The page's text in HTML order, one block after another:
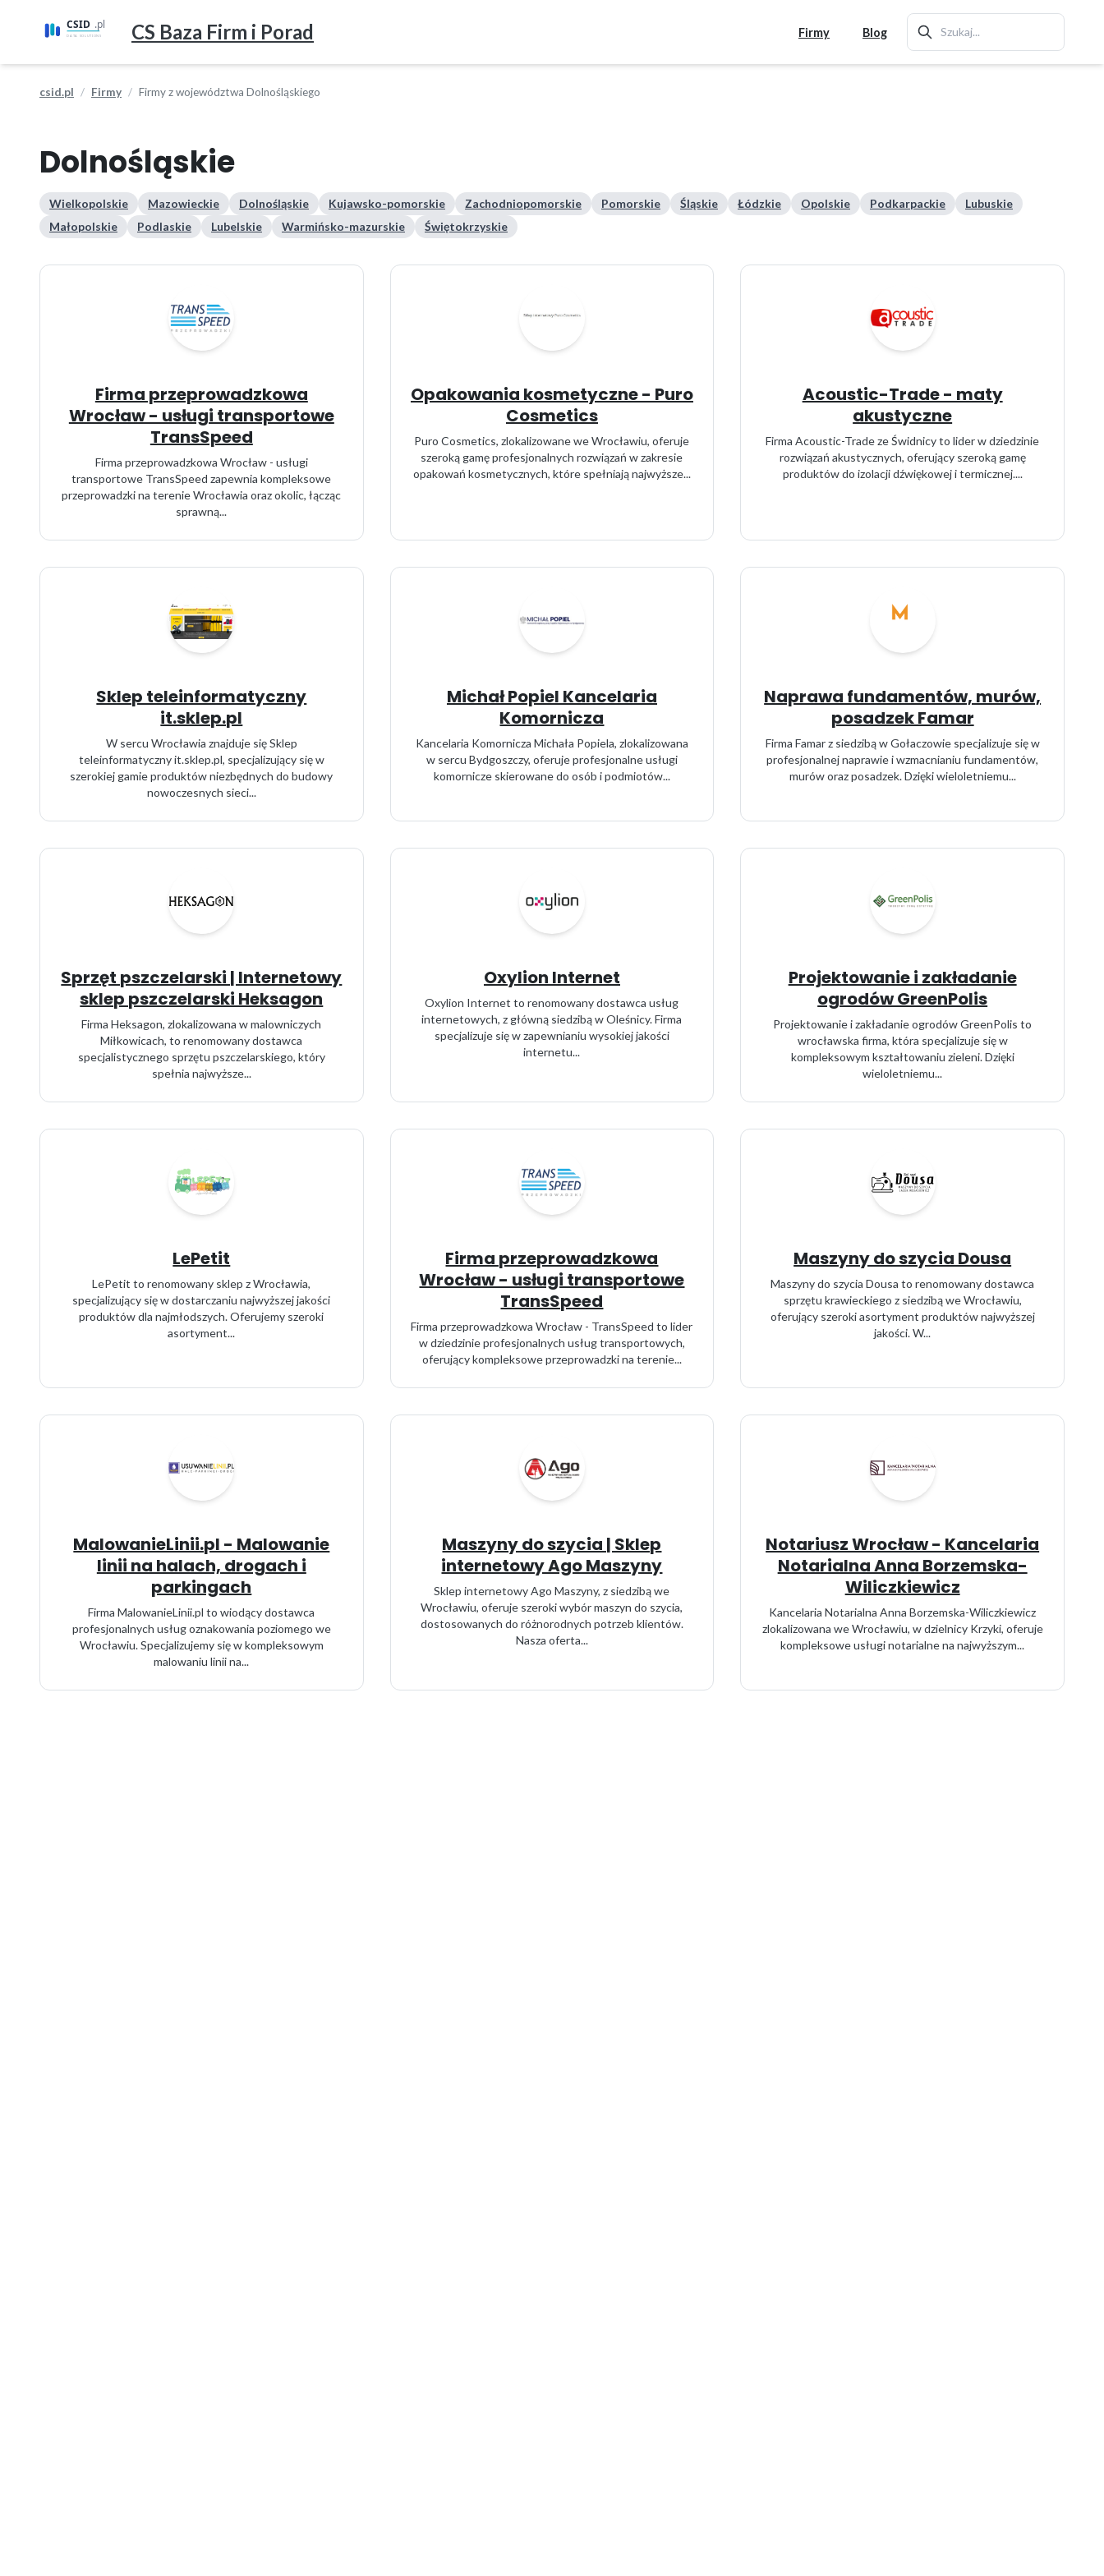
CS Baza Firm i Porad Firmy Blog
csid.pl Firmy Firmy z województwa Dolnośląskiego
Dolnośląskie
Wielkopolskie Mazowieckie Dolnośląskie Kujawsko-pomorskie Zachodniopomorskie Pomorskie Śląskie Łódzkie Opolskie Podkarpackie
Lubuskie
Małopolskie
Podlaskie Lubelskie Warmińsko-mazurskie Świętokrzyskie
Firma przeprowadzkowa
Wrocław - usługi transportowe
TransSpeed
Firma przeprowadzkowa Wrocław - usługi
transportowe TransSpeed zapewnia kompleksowe
przeprowadzki na terenie Wrocławia oraz okolic, łącząc
sprawną...
Opakowania kosmetyczne - Puro
Cosmetics
Puro Cosmetics, zlokalizowane we Wrocławiu, oferuje
szeroką gamę profesjonalnych rozwiązań w zakresie
opakowań kosmetycznych, które spełniają najwyższe...
Acoustic-Trade - maty
akustyczne
Firma Acoustic-Trade ze Świdnicy to lider w dziedzinie
rozwiązań akustycznych, oferujący szeroką gamę
produktów do izolacji dźwiękowej i termicznej....
Sklep teleinformatyczny
it.sklep.pl
W sercu Wrocławia znajduje się Sklep
teleinformatyczny it.sklep.pl, specjalizujący się w
szerokiej gamie produktów niezbędnych do budowy
nowoczesnych sieci...
Michał Popiel Kancelaria
Komornicza
Kancelaria Komornicza Michała Popiela, zlokalizowana
w sercu Bydgoszczy, oferuje profesjonalne usługi
komornicze skierowane do osób i podmiotów...
Naprawa fundamentów, murów,
posadzek Famar
Firma Famar z siedzibą w Gołaczowie specjalizuje się w
profesjonalnej naprawie i wzmacnianiu fundamentów,
murów oraz posadzek. Dzięki wieloletniemu...
Sprzęt pszczelarski | Internetowy
sklep pszczelarski Heksagon
Firma Heksagon, zlokalizowana w malowniczych
Miłkowicach, to renomowany dostawca
specjalistycznego sprzętu pszczelarskiego, który
spełnia najwyższe...
Oxylion Internet
Oxylion Internet to renomowany dostawca usług
internetowych, z główną siedzibą w Oleśnicy. Firma
specjalizuje się w zapewnianiu wysokiej jakości
internetu...
Projektowanie i zakładanie
ogrodów GreenPolis
Projektowanie i zakładanie ogrodów GreenPolis to
wrocławska firma, która specjalizuje się w
kompleksowym kształtowaniu zieleni. Dzięki
wieloletniemu...
LePetit
LePetit to renomowany sklep z Wrocławia,
specjalizujący się w dostarczaniu najwyższej jakości
produktów dla najmłodszych. Oferujemy szeroki
asortyment...
Firma przeprowadzkowa
Wrocław - usługi transportowe
TransSpeed
Firma przeprowadzkowa Wrocław - TransSpeed to lider
w dziedzinie profesjonalnych usług transportowych,
oferujący kompleksowe przeprowadzki na terenie...
Maszyny do szycia Dousa
Maszyny do szycia Dousa to renomowany dostawca
sprzętu krawieckiego z siedzibą we Wrocławiu,
oferujący szeroki asortyment produktów najwyższej
jakości. W...
MalowanieLinii.pl - Malowanie
linii na halach, drogach i
parkingach
Firma MalowanieLinii.pl to wiodący dostawca
profesjonalnych usług oznakowania poziomego we
Wrocławiu. Specjalizujemy się w kompleksowym
malowaniu linii na...
Maszyny do szycia | Sklep
internetowy Ago Maszyny
Sklep internetowy Ago Maszyny, z siedzibą we
Wrocławiu, oferuje szeroki wybór maszyn do szycia,
dostosowanych do różnorodnych potrzeb klientów.
Nasza oferta...
Notariusz Wrocław - Kancelaria
Notarialna Anna Borzemska-
Wiliczkiewicz
Kancelaria Notarialna Anna Borzemska-Wiliczkiewicz
zlokalizowana we Wrocławiu, w dzielnicy Krzyki, oferuje
kompleksowe usługi notarialne na najwyższym...